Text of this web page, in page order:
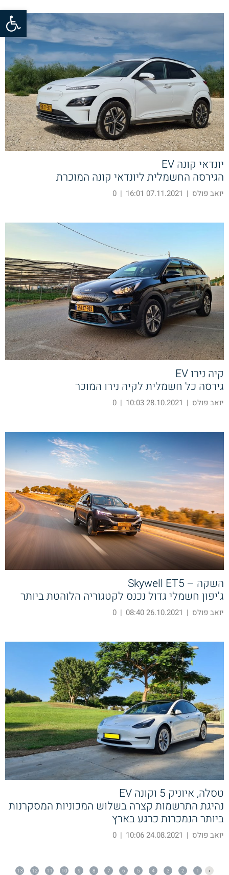
פתח
יונדאי קונה EV
הגירסה החשמלית ליונדאי קונה המוכרת
יואב פולס |
07.11.2021 16:01
|
0
קיה נירו EV
גירסה כל חשמלית לקיה נירו המוכר
יואב פולס |
28.10.2021 10:03
|
0
השקה – Skywell ET5
ג'יפון חשמלי גדול נכנס לקטגוריה הלוהטת ביותר
יואב פולס |
26.10.2021 08:40
|
0
טסלה, איוניק 5 וקונה EV
נהיגת התרשמות קצרה בשלוש המכוניות המסקרנות
ביותר הנמכרות כרגע בארץ
יואב פולס |
24.08.2021 10:06
|
0
‹
1
2
3
4
5
6
7
8
9
10
11
12
13